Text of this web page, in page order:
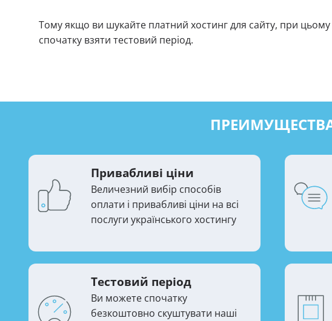
Тому якщо ви шукайте платний хостинг для сайту, при
спочатку взяти тестовий період.
Привабливі ціни
Величезний вибір способів
оплати і привабливі ціни на всі
послуги українського хостингу
Тестовий період
Ви можете спочатку
безкоштовно скуштувати наші